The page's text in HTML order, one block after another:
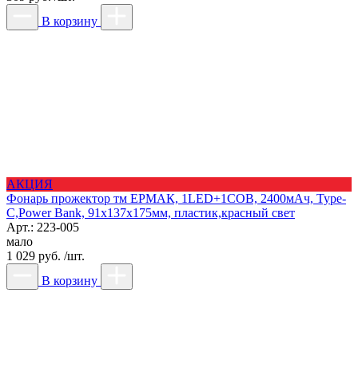
В корзину
АКЦИЯ
Фонарь прожектор тм ЕРМАК, 1LED+1COB, 2400мАч, Type-
C,Power Bank, 91х137х175мм, пластик,красный свет
Арт.: 223-005
мало
1 029 руб. /шт.
В корзину